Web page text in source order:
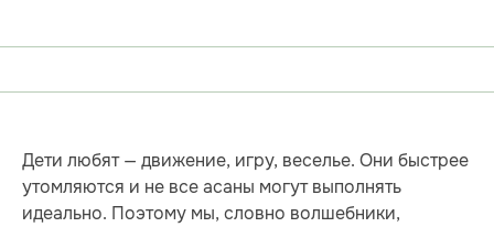
Дети любят — движение, игру, веселье. Они быстрее
утомляются и не все асаны могут выполнять
идеально. Поэтому мы, словно волшебники,